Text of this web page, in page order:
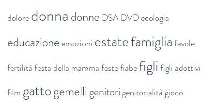
doloredonnadonne DSA DVDecologia
educazioneemozioni estatefamigliafavole
fertilitàfesta della mammafestefiabefigli figli adottivi
film gattogemelligenitorigenitorialitàgioco